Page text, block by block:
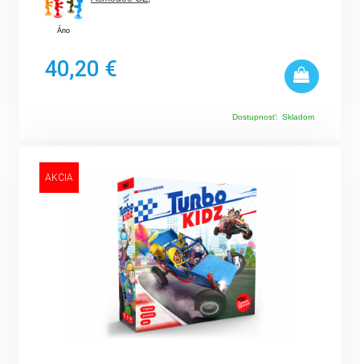
Áno
40,20 €
Dostupnosť: Skladom
AKCIA